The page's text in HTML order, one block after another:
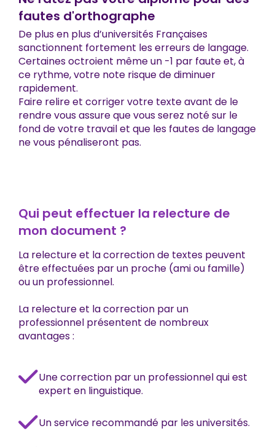
fautes d'orthographe
De plus en plus d’universités Françaises
sanctionnent fortement les erreurs de langage.
Certaines octroient même un -1 par faute et, à
ce rythme, votre note risque de diminuer
rapidement.
Faire relire et corriger votre texte avant de le
rendre vous assure que vous serez noté sur le
fond de votre travail et que les fautes de langage
ne vous pénaliseront pas.
Qui peut effectuer la relecture de
mon document ?
La relecture et la correction de textes peuvent
être effectuées par un proche (ami ou famille)
ou un professionnel.
La relecture et la correction par un
professionnel présentent de nombreux
avantages :
Une correction par un professionnel qui est
expert en linguistique.
Un service recommandé par les universités.